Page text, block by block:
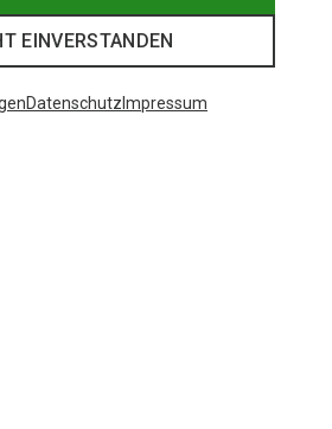
EINVERSTANDEN
Datenschutz Impressum